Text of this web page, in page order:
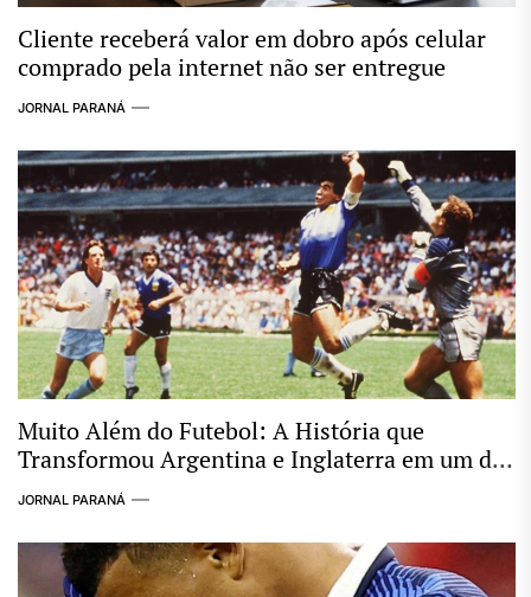
Cliente receberá valor em dobro após celular
comprado pela internet não ser entregue
JORNAL PARANÁ
Muito Além do Futebol: A História que
Transformou Argentina e Inglaterra em um dos
Maiores Clássicos das Copas
JORNAL PARANÁ